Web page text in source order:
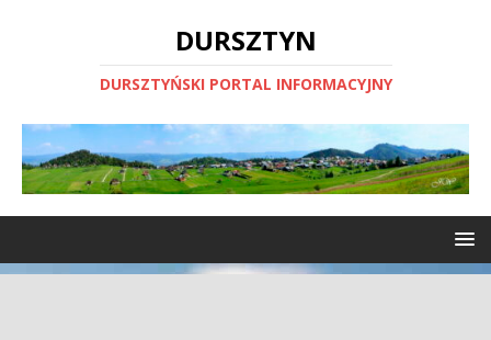
DURSZTYN
DURSZTYŃSKI PORTAL INFORMACYJNY